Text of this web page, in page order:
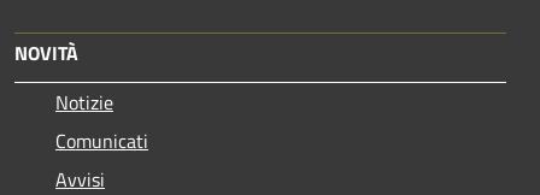
NOVITÀ
Notizie
Comunicati
Avvisi